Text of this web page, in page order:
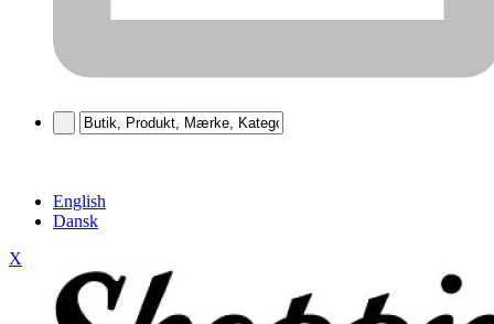
English
Dansk
X